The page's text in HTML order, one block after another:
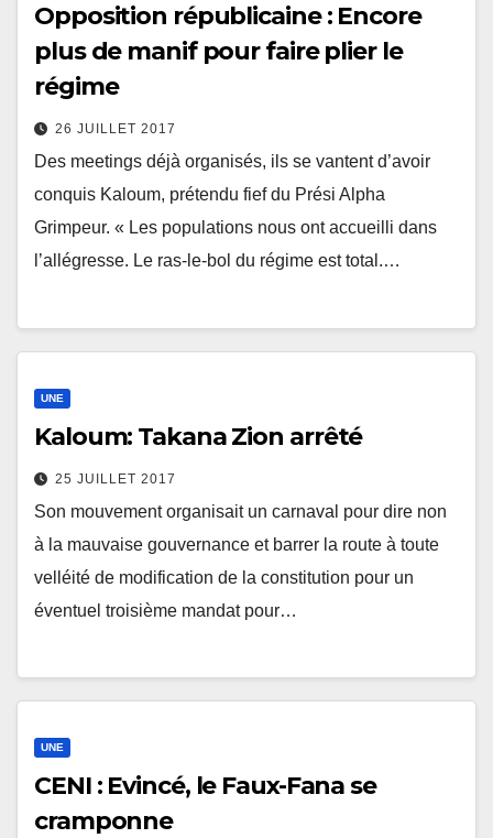
Opposition républicaine : Encore
plus de manif pour faire plier le
régime
26 JUILLET 2017
Des meetings déjà organisés, ils se vantent d’avoir
conquis Kaloum, prétendu fief du Prési Alpha
Grimpeur. « Les populations nous ont accueilli dans
l’allégresse. Le ras-le-bol du régime est total.…
UNE
Kaloum: Takana Zion arrêté
25 JUILLET 2017
Son mouvement organisait un carnaval pour dire non
à la mauvaise gouvernance et barrer la route à toute
velléité de modification de la constitution pour un
éventuel troisième mandat pour…
UNE
CENI : Evincé, le Faux-Fana se
cramponne